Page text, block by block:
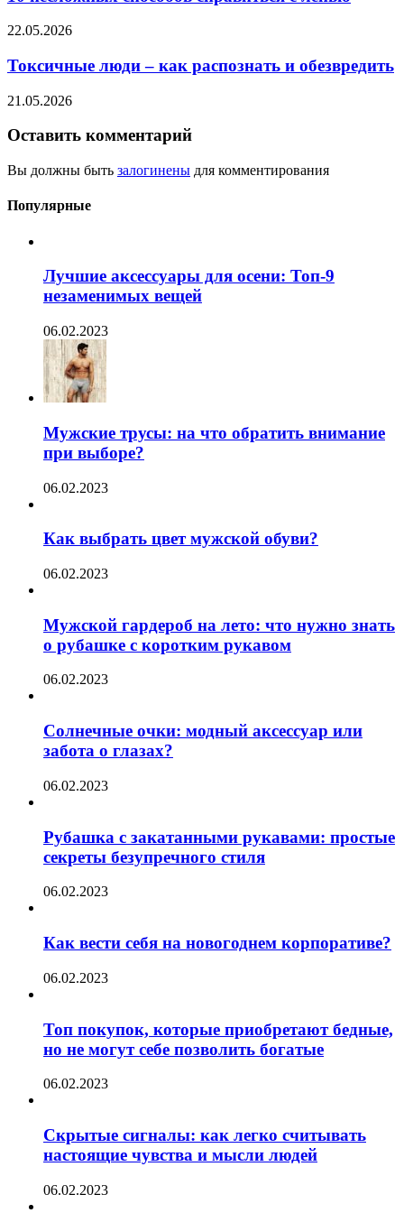
22.05.2026
Токсичные люди – как распознать и обезвредить
21.05.2026
Оставить комментарий
Вы должны быть залогинены для комментирования
Популярные
Лучшие аксессуары для осени: Топ-9
незаменимых вещей
06.02.2023
Мужские трусы: на что обратить внимание
при выборе?
06.02.2023
Как выбрать цвет мужской обуви?
06.02.2023
Мужской гардероб на лето: что нужно знать
о рубашке с коротким рукавом
06.02.2023
Солнечные очки: модный аксессуар или
забота о глазах?
06.02.2023
Рубашка с закатанными рукавами: простые
секреты безупречного стиля
06.02.2023
Как вести себя на новогоднем корпоративе?
06.02.2023
Топ покупок, которые приобретают бедные,
но не могут себе позволить богатые
06.02.2023
Скрытые сигналы: как легко считывать
настоящие чувства и мысли людей
06.02.2023